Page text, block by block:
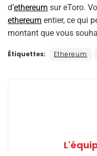
d’ethereum sur eToro.
ethereum entier, ce qui
montant que vous
Étiquettes: Ethereum